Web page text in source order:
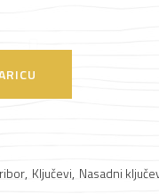
, Ključevi, Nasadni